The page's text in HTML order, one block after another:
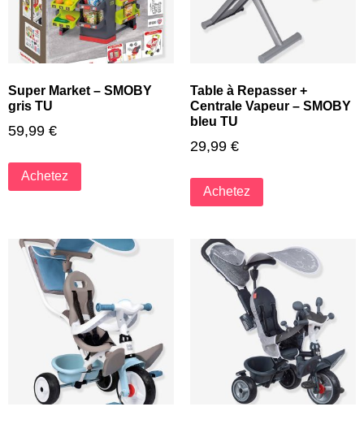
Super Market – SMOBY
gris TU
59,99 €
Achetez
Table à Repasser +
Centrale Vapeur – SMOBY
bleu TU
29,99 €
Achetez